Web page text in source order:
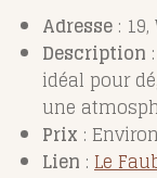
Adresse :
Description
idéal pour
une
Prix :
Lien : Le